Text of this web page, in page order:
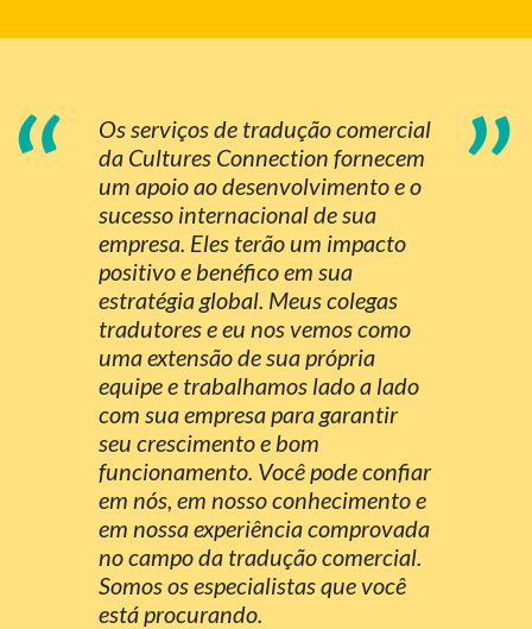
“
Os serviços de tradução comercial
da Cultures Connection fornecem
um apoio ao desenvolvimento e o
sucesso internacional de sua
empresa. Eles terão um impacto
positivo e benéfico em sua
estratégia global. Meus colegas
tradutores e eu nos vemos como
uma extensão de sua própria
equipe e trabalhamos lado a lado
com sua empresa para garantir
seu crescimento e bom
funcionamento. Você pode confiar
em nós, em nosso conhecimento e
em nossa experiência comprovada
no campo da tradução comercial.
Somos os especialistas que você
está procurando.
”